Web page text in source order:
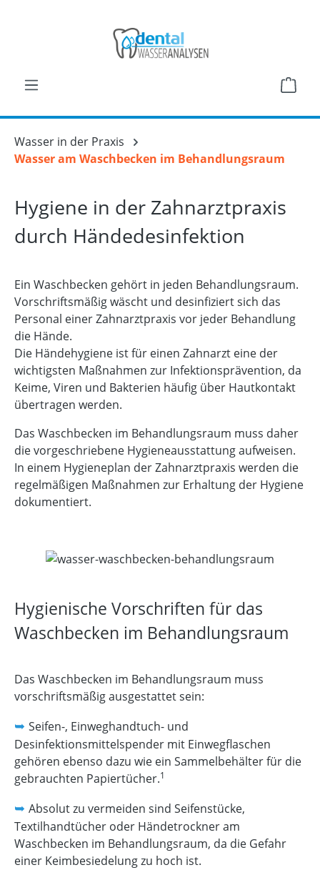
Wasser in der Praxis
Wasser am Waschbecken im Behandlungsraum
Hygiene in der Zahnarztpraxis
durch Händedesinfektion
Ein Waschbecken gehört in jeden Behandlungsraum.
Vorschriftsmäßig wäscht und desinfiziert sich das
Personal einer Zahnarztpraxis vor jeder Behandlung
die Hände.
Die Händehygiene ist für einen Zahnarzt eine der
wichtigsten Maßnahmen zur Infektionsprävention, da
Keime, Viren und Bakterien häufig über Hautkontakt
übertragen werden.
Das Waschbecken im Behandlungsraum muss daher
die vorgeschriebene Hygieneausstattung aufweisen.
In einem Hygieneplan der Zahnarztpraxis werden die
regelmäßigen Maßnahmen zur Erhaltung der Hygiene
dokumentiert.
Hygienische Vorschriften für das
Waschbecken im Behandlungsraum
Das Waschbecken im Behandlungsraum muss
vorschriftsmäßig ausgestattet sein:
➥ Seifen-, Einweghandtuch- und
Desinfektionsmittelspender mit Einwegflaschen
gehören ebenso dazu wie ein Sammelbehälter für die
gebrauchten Papiertücher.1
➥ Absolut zu vermeiden sind Seifenstücke,
Textilhandtücher oder Händetrockner am
Waschbecken im Behandlungsraum, da die Gefahr
einer Keimbesiedelung zu hoch ist.